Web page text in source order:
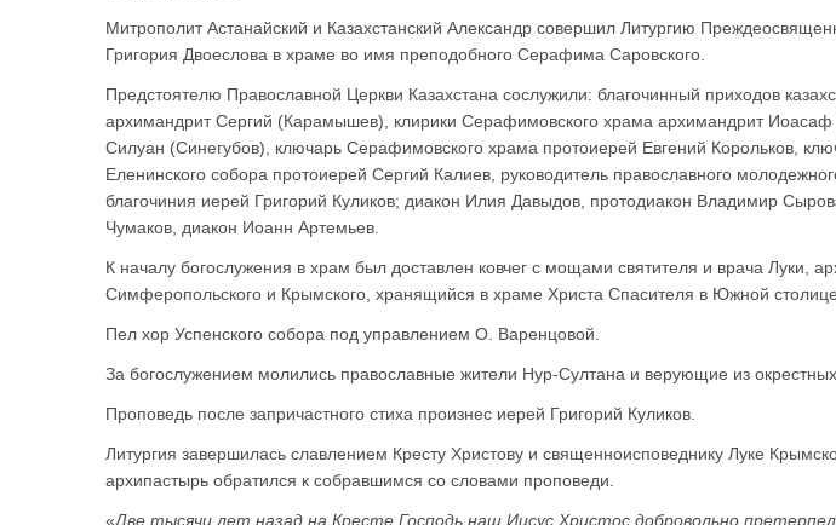
Митрополит Астанайский и Казахстанский Александр совершил Литургию
Григория Двоеслова в храме во имя преподобного Серафима Саровского.
Предстоятелю Православной Церкви Казахстана сослужили: благочинный приходов
архимандрит Сергий (Карамышев), клирики Серафимовского храма архимандрит
Силуан (Синегубов), ключарь Серафимовского храма протоиерей Евгений Корольков,
Еленинского собора протоиерей Сергий Калиев, руководитель православного
благочиния иерей Григорий Куликов; диакон Илия Давыдов, протодиакон Владимир
Чумаков, диакон Иоанн Артемьев.
К началу богослужения в храм был доставлен ковчег с мощами святителя и врача Луки,
Симферопольского и Крымского, хранящийся в храме Христа Спасителя в Южной столице.
Пел хор Успенского собора под управлением О. Варенцовой.
За богослужением молились православные жители Нур-Султана и верующие из окрестных
Проповедь после запричастного стиха произнес иерей Григорий Куликов.
Литургия завершилась славлением Кресту Христову и священноисповеднику Луке
архипастырь обратился к собравшимся со словами проповеди.
«Две тысячи лет назад на Кресте Господь наш Иисус Христос добровольно